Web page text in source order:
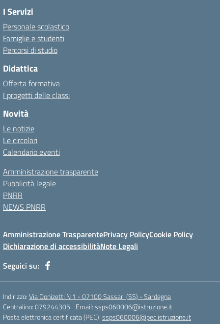
I Servizi
Personale scolastico
Famiglie e studenti
Percorsi di studio
Didattica
Offerta formativa
I progetti delle classi
Novità
Le notizie
Le circolari
Calendario eventi
Amministrazione trasparente
Pubblicità legale
PNRR
NEWS PNRR
Amministrazione TrasparentePrivacy PolicyCookie Policy
Dichiarazione di accessibilitàNote Legali
Seguici su:
Indirizzo:Via Donizetti N 1 - 07100 Sassari (SS) - Sardegna
Centralino:079244305 Email:ssps060006@istruzione.it
Posta elettronica certificata (PEC):ssps060006@pec.istruzione.it